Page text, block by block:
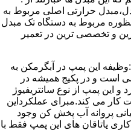
حرارتی اصلی مربوط به
مربوط به دستگاه تک مبدل
و تخصصی ترین در تعمیر
این پمپ در آبگرمکن به
است و در پکیج همیشه در
این پمپ از نوع سانتریفیوژ
از مرکز) بوده و با برق 220 ولت کار می کند.مبرای عملکرداین
پروانه آب پخش کن وجود
یاتاقان های این پمپ فقط با